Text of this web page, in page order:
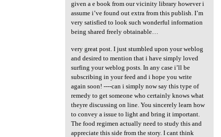
given a e book from our vicinity library however i
assume i’ve found out extra from this publish. I’m
very satisfied to look such wonderful information
being shared freely obtainable…
very great post. I just stumbled upon your weblog
and desired to mention that i have simply loved
surfing your weblog posts. In any case i’ll be
subscribing in your feed and i hope you write
again soon! ----can i simply now say this type of
remedy to get someone who certainly knows what
theyre discussing on line. You sincerely learn how
to convey a issue to light and bring it important.
The food regimen actually need to study this and
appreciate this side from the story. I cant think